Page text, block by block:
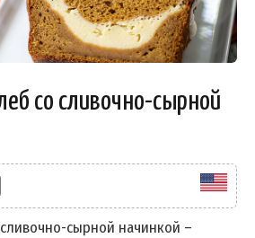
со сливочно-сырной
сырной начинкой –